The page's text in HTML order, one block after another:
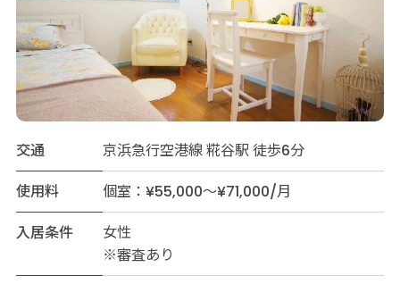
交通
京浜急行空港線 糀谷駅 徒歩6分
使用料
個室：¥55,000～¥71,000/月
入居条件
女性
※審査あり